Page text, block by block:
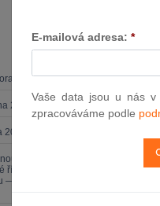
2013 — ZZ v. Komise
2013 — CK v. Komise
— ZZ v. Komise
službu (druhého senátu) ze dne
řízení — Zrušení rozhodnutí o
Zásada legality — Námitka
E-mailová adresa: *
Vaše data jsou u nás v
zpracováváme podle